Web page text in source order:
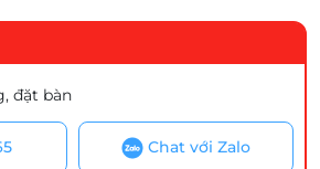
đặt bàn
Chat với Zalo